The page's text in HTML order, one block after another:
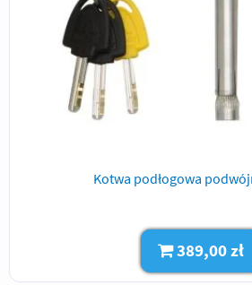
Kotwa podłogowa
389,00 zł